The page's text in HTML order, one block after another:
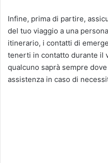
Infine, prima di partire,
del tuo viaggio a una
itinerario, i contatti di
tenerti in contatto durante il
qualcuno saprà sempre
assistenza in caso di